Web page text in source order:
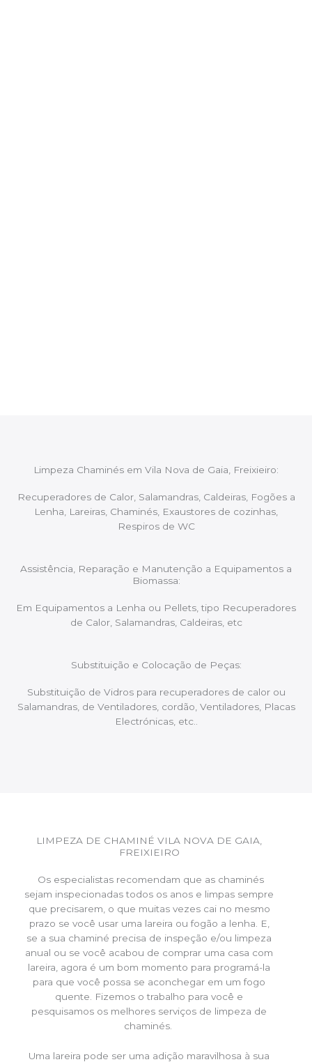
Limpeza Chaminés em Vila Nova de Gaia, Freixieiro:
Recuperadores de Calor, Salamandras, Caldeiras, Fogões a
Lenha, Lareiras, Chaminés, Exaustores de cozinhas,
Respiros de WC
Assistência, Reparação e Manutenção a Equipamentos a
Biomassa:
Em Equipamentos a Lenha ou Pellets, tipo Recuperadores
de Calor, Salamandras, Caldeiras, etc
Substituição e Colocação de Peças:
Substituição de Vidros para recuperadores de calor ou
Salamandras, de Ventiladores, cordão, Ventiladores, Placas
Electrónicas, etc..
LIMPEZA DE CHAMINÉ VILA NOVA DE GAIA,
FREIXIEIRO
Os especialistas recomendam que as chaminés
sejam inspecionadas todos os anos e limpas sempre
que precisarem, o que muitas vezes cai no mesmo
prazo se você usar uma lareira ou fogão a lenha. E,
se a sua chaminé precisa de inspeção e/ou limpeza
anual ou se você acabou de comprar uma casa com
lareira, agora é um bom momento para programá-la
para que você possa se aconchegar em um fogo
quente. Fizemos o trabalho para você e
pesquisamos os melhores serviços de limpeza de
chaminés.
Uma lareira pode ser uma adição maravilhosa à sua